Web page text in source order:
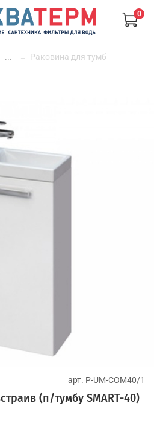
0
... Раковина для тумб
арт. P-UM-COM40/1
(п/тумбу SMART-40)